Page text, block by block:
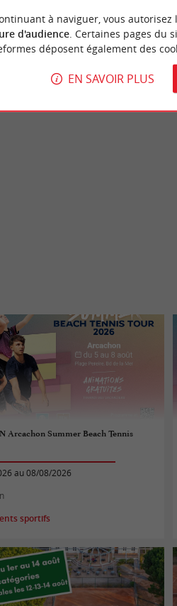
sportifs
Arcachon Summer Beach Tennis
au 08/08/2026
sportifs
à naviguer, vous
d'audience. Certaines pages du
déposent également des
EN SAVOIR PLUS